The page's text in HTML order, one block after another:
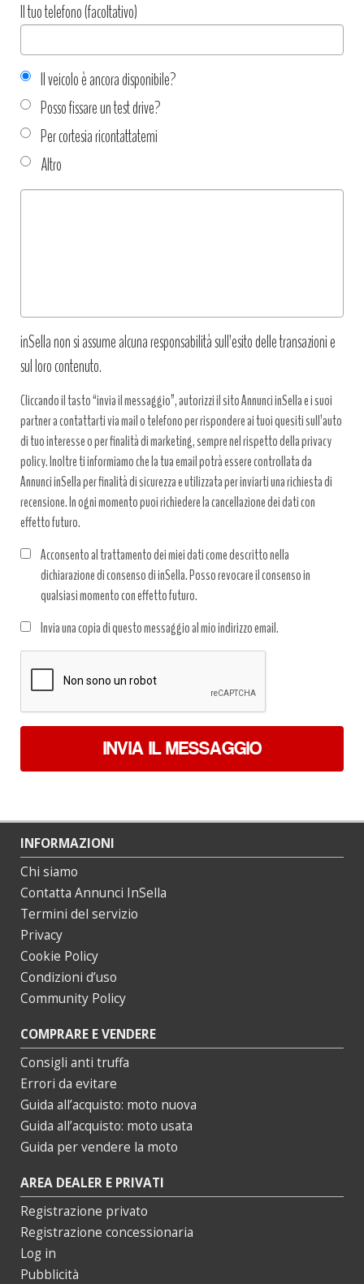
Il tuo telefono (facoltativo)
Il veicolo è ancora disponibile?
Posso fissare un test drive?
Per cortesia ricontattatemi
Altro
Tipo
inSella non si assume alcuna responsabilità sull’esito delle transazioni e
sul loro contenuto.
Cliccando il tasto “invia il messaggio”, autorizzi il sito Annunci inSella e i suoi
partner a contattarti via mail o telefono per rispondere ai tuoi quesiti sull’auto
di tuo interesse o per finalità di marketing, sempre nel rispetto della privacy
policy. Inoltre ti informiamo che la tua email potrà essere controllata da
Annunci inSella per finalità di sicurezza e utilizzata per inviarti una richiesta di
recensione. In ogni momento puoi richiedere la cancellazione dei dati con
effetto futuro.
Acconsento al trattamento dei miei dati come descritto nella
dichiarazione di consenso di inSella. Posso revocare il consenso in
qualsiasi momento con effetto futuro.
dati
*
Invia una copia di questo messaggio al mio indirizzo email.
INVIA IL MESSAGGIO
INFORMAZIONI
Chi siamo
Contatta Annunci InSella
Termini del servizio
Privacy
Cookie Policy
Condizioni d’uso
Community Policy
COMPRARE E VENDERE
Consigli anti truffa
Errori da evitare
Guida all’acquisto: moto nuova
Guida all’acquisto: moto usata
Guida per vendere la moto
AREA DEALER E PRIVATI
Registrazione privato
Registrazione concessionaria
Log in
Pubblicità